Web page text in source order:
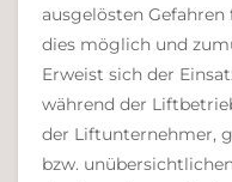
ausgelösten
dies möglich und
Erweist sich der
während der
der Liftunternehmer,
bzw.